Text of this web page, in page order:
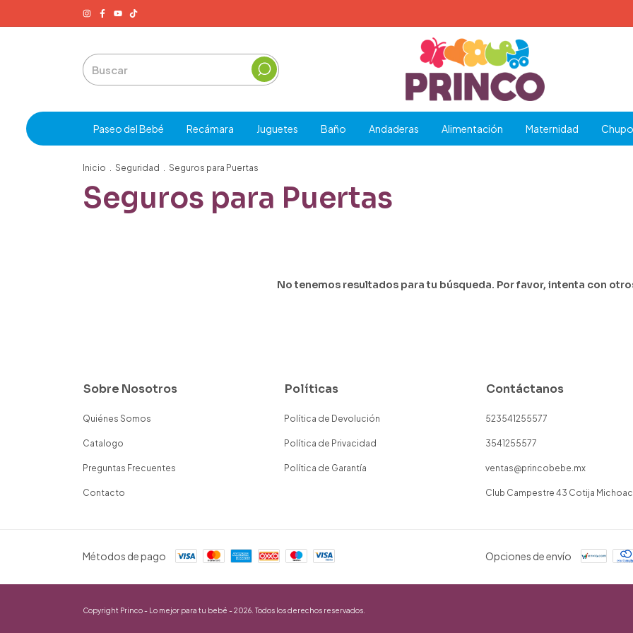
Paseo del Bebé Recámara Juguetes Baño Andaderas Alimentación Maternidad
Inicio . Seguridad . Seguros para Puertas
Seguros para Puertas
No tenemos resultados para tu búsqueda. Por favor, intenta con
Sobre Nosotros
Quiénes Somos
Catalogo
Preguntas Frecuentes
Contacto
Políticas
Política de Devolución
Política de Privacidad
Política de Garantía
Contáctanos
523541255577
3541255577
ventas@princobebe.mx
Club Campestre 43 Cotija
Métodos de pago Opciones de envío
Copyright Princo - Lo mejor para tu bebé - 2026. Todos los derechos reservados.